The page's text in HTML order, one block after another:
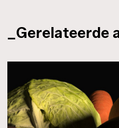
_Gerelateerde